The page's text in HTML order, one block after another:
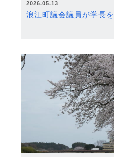
2026.05.13
浪江町議会議員が学長